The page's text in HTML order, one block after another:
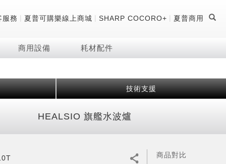
服務 | 夏普可購樂線上商城 | SHARP COCORO+ | 夏普商用
商用設備 耗材配件
酷冷袋
技術支援
HEALSIO 旗艦水波爐
商品對比